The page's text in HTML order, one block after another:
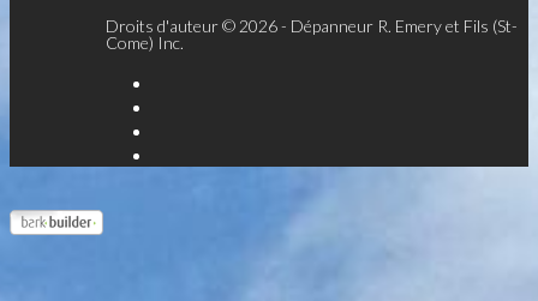
Droits d'auteur © 2026 - Dépanneur R. Emery et Fils (St-
Come) Inc.